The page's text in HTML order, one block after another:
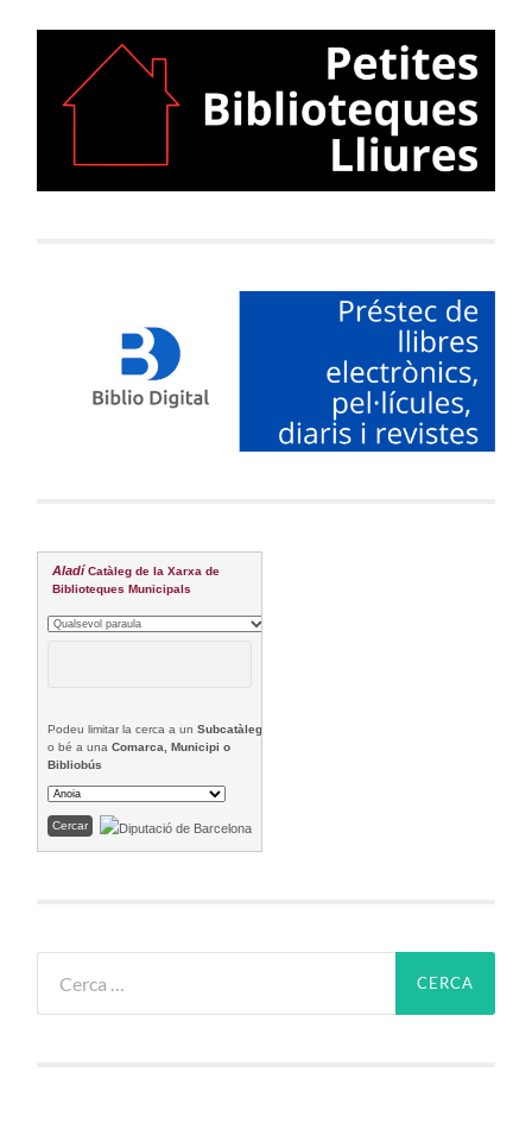
Aladí Catàleg de la Xarxa de
Biblioteques Municipals
Podeu limitar la cerca a unSubcatàleg
o bé a unaComarca, Municipi o
Bibliobús